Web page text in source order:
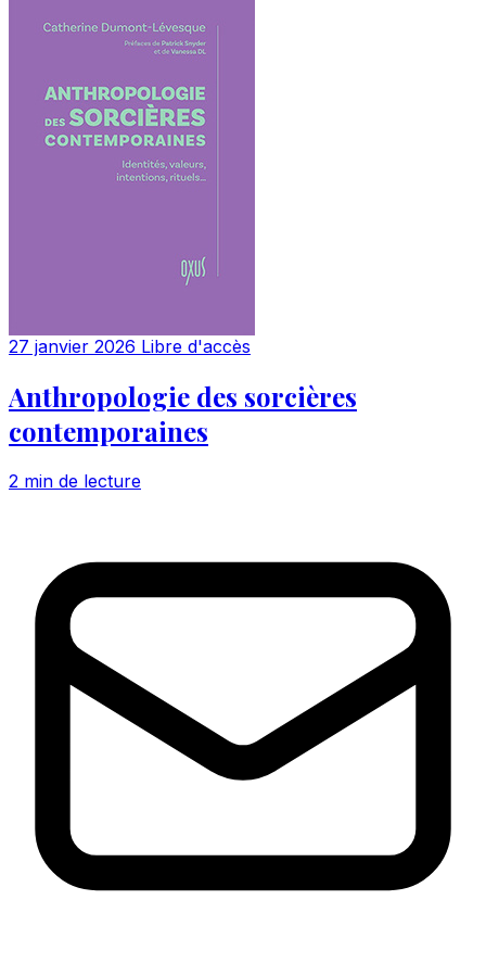
27 janvier 2026 Libre d'accès
Anthropologie des sorcières
contemporaines
2 min de lecture